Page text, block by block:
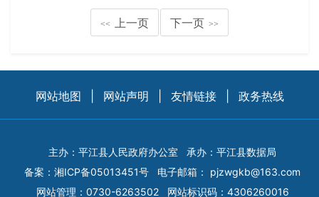
<< 上一页 下一页 >>
网站地图 网站声明 友情链接 政务热线
主办：平江县人民政府办公室
承办：平江县数据局
备案： 湘ICP备05013451号 电子邮箱： pjzwgkb@163.com
网站管理：0730-6263502
网站标识码：4306260016